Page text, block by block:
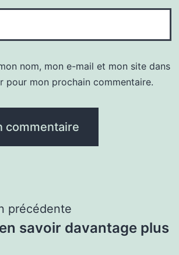
nom, mon e-mail et mon site dans
pour mon prochain commentaire.
précédente
savoir davantage plus